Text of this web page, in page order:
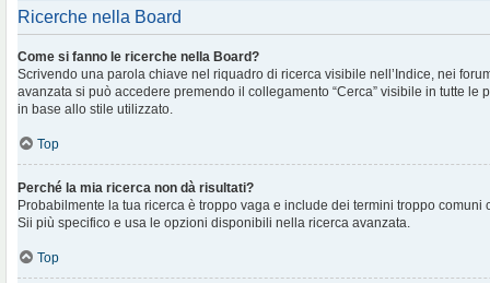
Ricerche nella Board
Come si fanno le ricerche nella Board?
Scrivendo una parola chiave nel riquadro di ricerca visibile nell’Indice, nei
avanzata si può accedere premendo il collegamento “Cerca” visibile in tutte le
in base allo stile utilizzato.
Top
Perché la mia ricerca non dà risultati?
Probabilmente la tua ricerca è troppo vaga e include dei termini troppo
Sii più specifico e usa le opzioni disponibili nella ricerca avanzata.
Top